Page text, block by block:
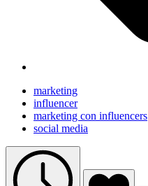
marketing
influencer
marketing con influencers
social media